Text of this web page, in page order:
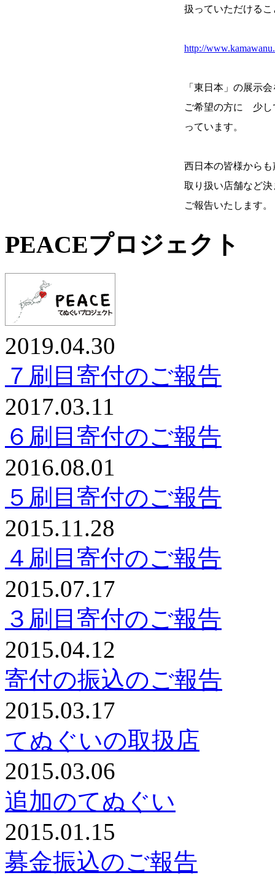
扱っていただける
http://
「東日本」の展示
ご希望の方に 少し
っています。
西日本の皆様から
取り扱い店舗など
ご報告いたします。
PEACEプロジェクト
2019.04.30
７刷目寄付のご報告
2017.03.11
６刷目寄付のご報告
2016.08.01
５刷目寄付のご報告
2015.11.28
４刷目寄付のご報告
2015.07.17
３刷目寄付のご報告
2015.04.12
寄付の振込のご報告
2015.03.17
てぬぐいの取扱店
2015.03.06
追加のてぬぐい
2015.01.15
募金振込のご報告